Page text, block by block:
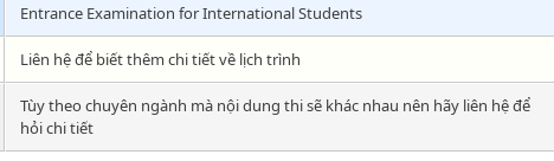
Entrance Examination for International Students
Liên hệ để biết thêm chi tiết về lịch trình
Tùy theo chuyên ngành mà nội dung thi sẽ khác nhau nên hãy liên hệ để
hỏi chi tiết